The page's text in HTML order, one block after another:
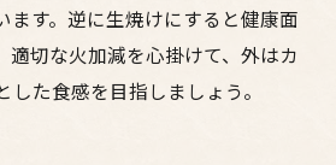
ます。逆に生焼けにすると健康面
適切な火加減を心掛けて、外はカ
した食感を目指しましょう。